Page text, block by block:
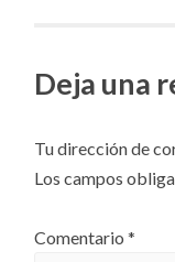
Deja una
Tu dirección de
Los campos
Comentario*